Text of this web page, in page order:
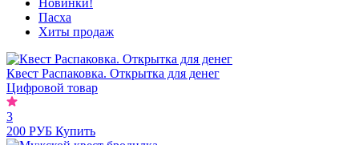
Пасха
Хиты продаж
Квест Распаковка. Открытка для денег
Цифровой товар
3
200 РУБ Купить